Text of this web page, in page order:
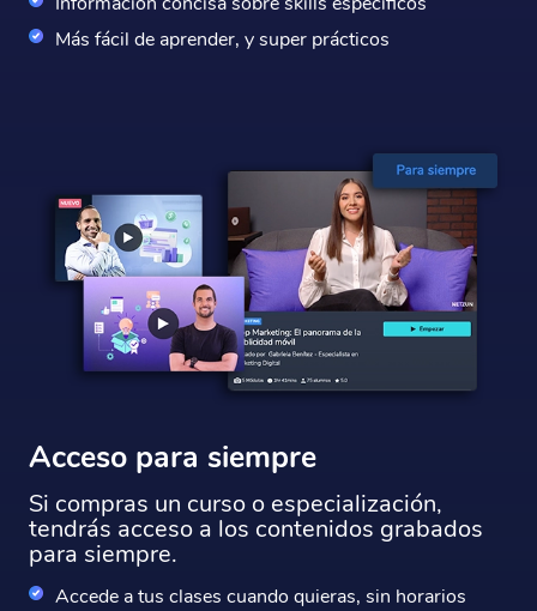
Más fácil de aprender, y super prácticos
Acceso para siempre
Si compras un curso o especialización,
tendrás acceso a los contenidos grabados
para siempre.
Accede a tus clases cuando quieras, sin horarios